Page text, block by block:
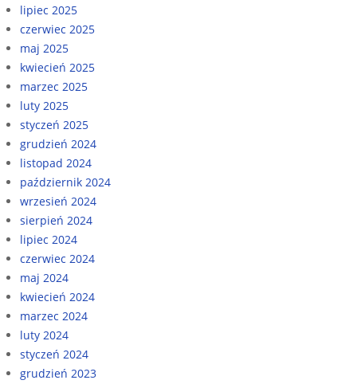
lipiec 2025
czerwiec 2025
maj 2025
kwiecień 2025
marzec 2025
luty 2025
styczeń 2025
grudzień 2024
listopad 2024
październik 2024
wrzesień 2024
sierpień 2024
lipiec 2024
czerwiec 2024
maj 2024
kwiecień 2024
marzec 2024
luty 2024
styczeń 2024
grudzień 2023